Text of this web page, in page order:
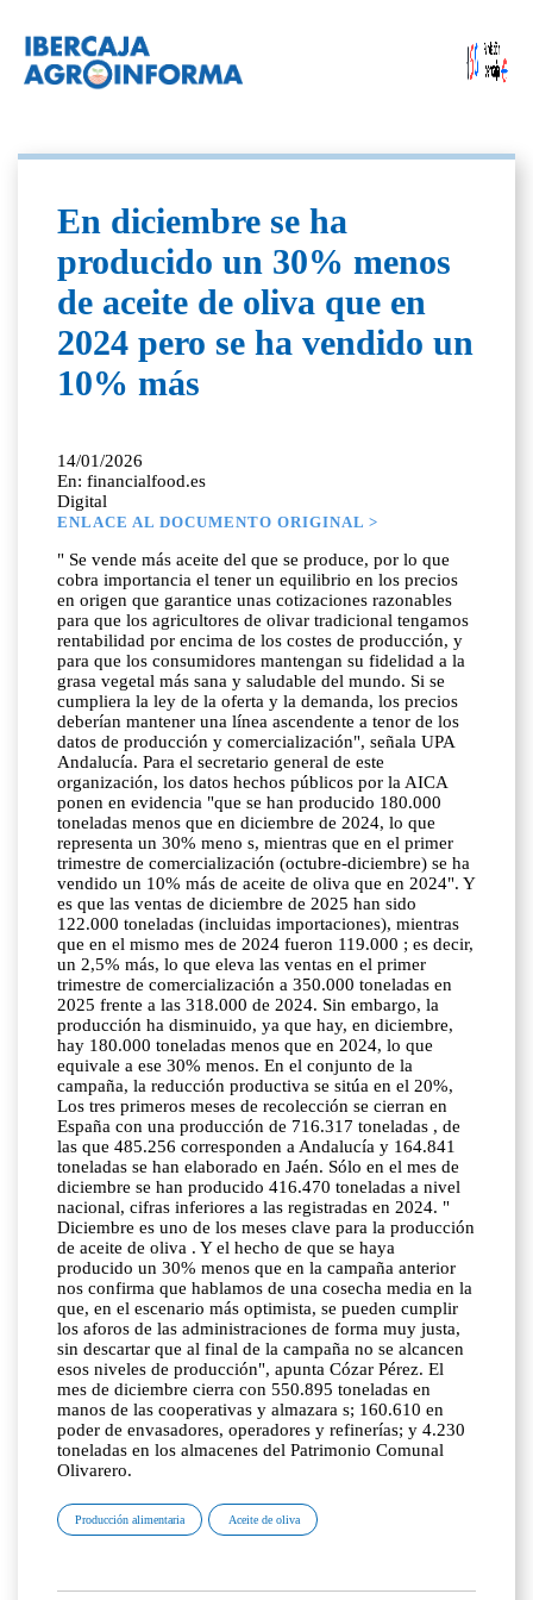
En diciembre se ha
producido un 30% menos
de aceite de oliva que en
2024 pero se ha vendido un
10% más
14/01/2026
En: financialfood.es
Digital
ENLACE AL DOCUMENTO ORIGINAL >
" Se vende más aceite del que se produce, por lo que
cobra importancia el tener un equilibrio en los precios
en origen que garantice unas cotizaciones razonables
para que los agricultores de olivar tradicional tengamos
rentabilidad por encima de los costes de producción, y
para que los consumidores mantengan su fidelidad a la
grasa vegetal más sana y saludable del mundo. Si se
cumpliera la ley de la oferta y la demanda, los precios
deberían mantener una línea ascendente a tenor de los
datos de producción y comercialización", señala UPA
Andalucía. Para el secretario general de este
organización, los datos hechos públicos por la AICA
ponen en evidencia "que se han producido 180.000
toneladas menos que en diciembre de 2024, lo que
representa un 30% meno s, mientras que en el primer
trimestre de comercialización (octubre-diciembre) se ha
vendido un 10% más de aceite de oliva que en 2024". Y
es que las ventas de diciembre de 2025 han sido
122.000 toneladas (incluidas importaciones), mientras
que en el mismo mes de 2024 fueron 119.000 ; es decir,
un 2,5% más, lo que eleva las ventas en el primer
trimestre de comercialización a 350.000 toneladas en
2025 frente a las 318.000 de 2024. Sin embargo, la
producción ha disminuido, ya que hay, en diciembre,
hay 180.000 toneladas menos que en 2024, lo que
equivale a ese 30% menos. En el conjunto de la
campaña, la reducción productiva se sitúa en el 20%,
Los tres primeros meses de recolección se cierran en
España con una producción de 716.317 toneladas , de
las que 485.256 corresponden a Andalucía y 164.841
toneladas se han elaborado en Jaén. Sólo en el mes de
diciembre se han producido 416.470 toneladas a nivel
nacional, cifras inferiores a las registradas en 2024. "
Diciembre es uno de los meses clave para la producción
de aceite de oliva . Y el hecho de que se haya
producido un 30% menos que en la campaña anterior
nos confirma que hablamos de una cosecha media en la
que, en el escenario más optimista, se pueden cumplir
los aforos de las administraciones de forma muy justa,
sin descartar que al final de la campaña no se alcancen
esos niveles de producción", apunta Cózar Pérez. El
mes de diciembre cierra con 550.895 toneladas en
manos de las cooperativas y almazara s; 160.610 en
poder de envasadores, operadores y refinerías; y 4.230
toneladas en los almacenes del Patrimonio Comunal
Olivarero.
Producción alimentaria Aceite de oliva